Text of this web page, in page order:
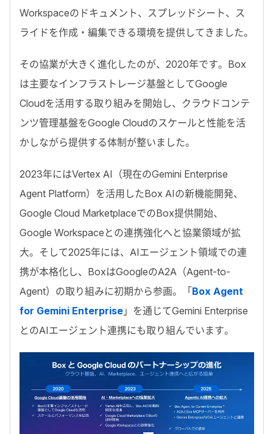
Workspaceのドキュメント、スプレッドシート、ス
ライドを作成・編集できる環境を提供してきました。
その協業が大きく進化したのが、 2020年です。Box
は主要なインフラストレージ基盤としてGoogle
Cloudを活用する取り組みを開始し、クラウドコンテ
ンツ管理基盤をGoogle Cloudのスケール と性能を活
かしながら提供する体制が整いました。
2023年にはVertex AI（現在のGemini Enterprise
Agent Platform）を活用したBox AIの新機能開発、
Google Cloud MarketplaceでのBox提供開始、
Google Workspaceとの連携強化へと協業領域が拡
大。そして2025年には、AIエージェント領域での連
携が本格化し、BoxはGoogleのA2A（Agent-to-
Agent）の取り組みに初期から参画。「Box Agent
for Gemini Enterprise 」を通じてGemini Enterprise
とのAIエージェント連携にも取り組んでいます。